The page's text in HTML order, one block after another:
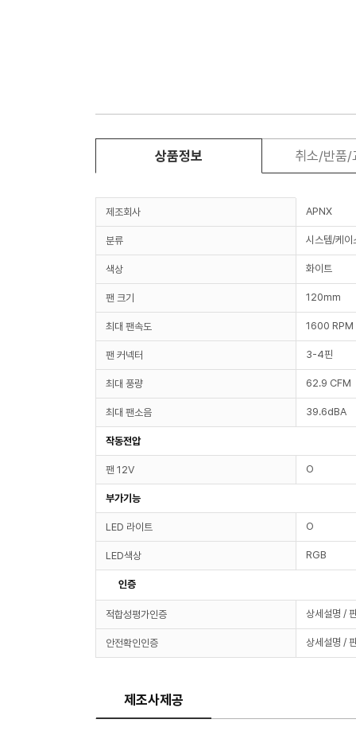
상품정보 취소/반품/
제조회사 APNX
분류 시스템/케이
색상 화이트
팬 크기 120mm
최대 팬속도 1600 RPM
팬 커넥터 3-4핀
최대 풍량 62.9 CFM
최대 팬소음 39.6dBA
작동전압
팬 12V O
부가기능
LED 라이트 O
LED색상 RGB
인증
적합성평가인증 상세설명 /
안전확인인증 상세설명 /
제조사제공